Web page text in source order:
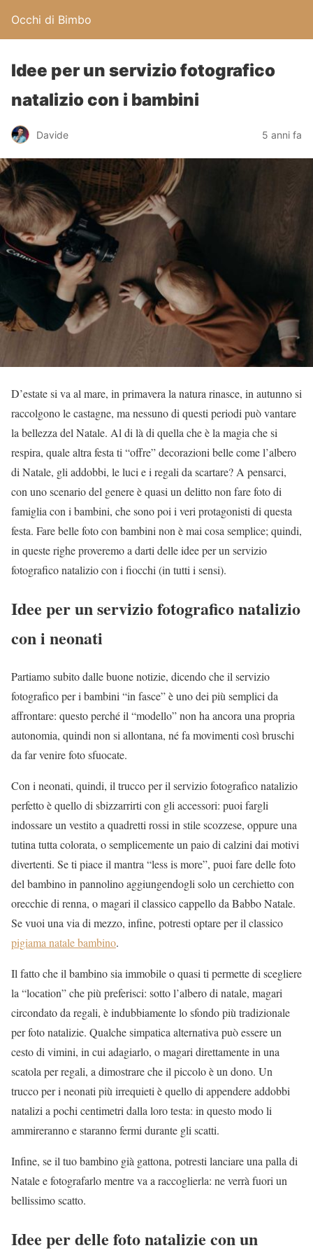
Occhi di Bimbo
Idee per un servizio fotografico
natalizio con i bambini
Davide 5 anni fa
D’estate si va al mare, in primavera la natura rinasce, in autunno si
raccolgono le castagne, ma nessuno di questi periodi può vantare
la bellezza del Natale. Al di là di quella che è la magia che si
respira, quale altra festa ti “offre” decorazioni belle come l’albero
di Natale, gli addobbi, le luci e i regali da scartare? A pensarci,
con uno scenario del genere è quasi un delitto non fare foto di
famiglia con i bambini, che sono poi i veri protagonisti di questa
festa. Fare belle foto con bambini non è mai cosa semplice; quindi,
in queste righe proveremo a darti delle idee per un servizio
fotografico natalizio con i fiocchi (in tutti i sensi).
Idee per un servizio fotografico natalizio
con i neonati
Partiamo subito dalle buone notizie, dicendo che il servizio
fotografico per i bambini “in fasce” è uno dei più semplici da
affrontare: questo perché il “modello” non ha ancora una propria
autonomia, quindi non si allontana, né fa movimenti così bruschi
da far venire foto sfuocate.
Con i neonati, quindi, il trucco per il servizio fotografico natalizio
perfetto è quello di sbizzarrirti con gli accessori: puoi fargli
indossare un vestito a quadretti rossi in stile scozzese, oppure una
tutina tutta colorata, o semplicemente un paio di calzini dai motivi
divertenti. Se ti piace il mantra “less is more”, puoi fare delle foto
del bambino in pannolino aggiungendogli solo un cerchietto con
orecchie di renna, o magari il classico cappello da Babbo Natale.
Se vuoi una via di mezzo, infine, potresti optare per il classico
pigiama natale bambino.
Il fatto che il bambino sia immobile o quasi ti permette di scegliere
la “location” che più preferisci: sotto l’albero di natale, magari
circondato da regali, è indubbiamente lo sfondo più tradizionale
per foto natalizie. Qualche simpatica alternativa può essere un
cesto di vimini, in cui adagiarlo, o magari direttamente in una
scatola per regali, a dimostrare che il piccolo è un dono. Un
trucco per i neonati più irrequieti è quello di appendere addobbi
natalizi a pochi centimetri dalla loro testa: in questo modo li
ammireranno e staranno fermi durante gli scatti.
Infine, se il tuo bambino già gattona, potresti lanciare una palla di
Natale e fotografarlo mentre va a raccoglierla: ne verrà fuori un
bellissimo scatto.
Idee per delle foto natalizie con un